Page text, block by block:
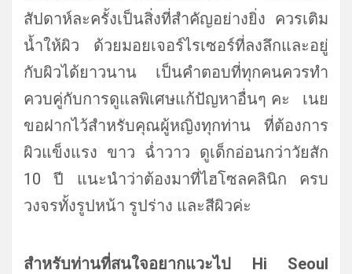
สัปดาห์ละครั้งเป็นสิ่งที่สำคัญอย่างยิ่ง ควรเติม
น้ำให้ผิว ด้วยมอยเจอร์ไรเซอร์ที่ลงลึกและอยู่
กับผิวได้ยาวนาน เป็นคำตอบที่ทุกคนควรทำ
ควบคู่กับการดูแลพิเศษแก้ปัญหาอื่นๆ คะ เนย
ขอฝากไว้สำหรับคุณผู้หญิงทุกท่าน ที่ต้องการ
ผิวแข็งแรง ขาว ฉ่ำวาว ดูเด็กอ่อนกว่าวัยสัก
10 ปี แนะนำว่าต้องมาที่ไฮโซลคลินิก ครบ
วงจรทั้งรูปหน้า รูปร่าง และสีผิวค่ะ
สำหรับท่านที่สนใจอยากแวะไป Hi Seoul